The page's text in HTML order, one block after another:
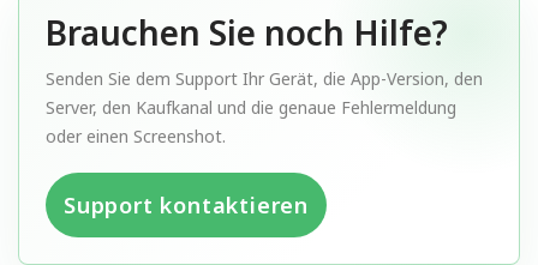
Brauchen Sie noch Hilfe?
Senden Sie dem Support Ihr Gerät, die App-Version, den
Server, den Kaufkanal und die genaue Fehlermeldung
oder einen Screenshot.
Support kontaktieren